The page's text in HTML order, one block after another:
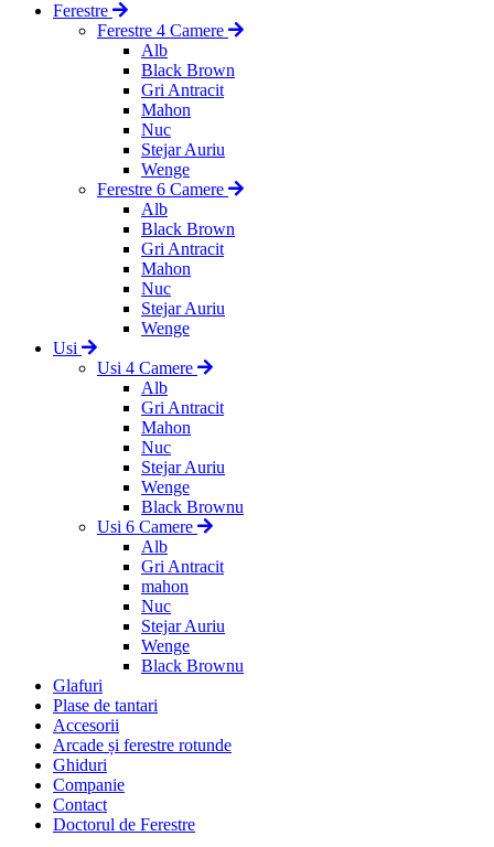
Ferestre
Ferestre 4 Camere
Alb
Black Brown
Gri Antracit
Mahon
Nuc
Stejar Auriu
Wenge
Ferestre 6 Camere
Alb
Black Brown
Gri Antracit
Mahon
Nuc
Stejar Auriu
Wenge
Usi
Usi 4 Camere
Alb
Gri Antracit
Mahon
Nuc
Stejar Auriu
Wenge
Black Brownu
Usi 6 Camere
Alb
Gri Antracit
mahon
Nuc
Stejar Auriu
Wenge
Black Brownu
Glafuri
Plase de tantari
Accesorii
Arcade și ferestre rotunde
Ghiduri
Companie
Contact
Doctorul de Ferestre